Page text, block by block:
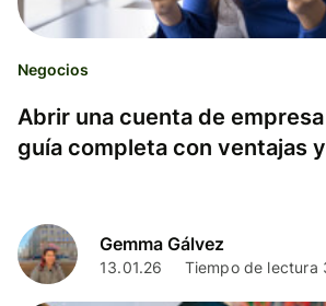
Negocios
Abrir una cuenta de
guía completa con ventajas
Gemma Gálvez
13.01.26 Tiempo de lectura